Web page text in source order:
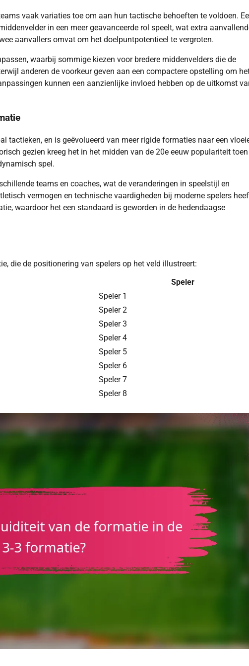
vaak variaties toe om aan hun tactische behoeften te voldoen.
in een meer geavanceerde rol speelt, wat extra
aanvallers omvat om het doelpuntpotentieel te vergroten.
waarbij sommige kiezen voor bredere middenvelders die de
anderen de voorkeur geven aan een compactere opstelling om
kunnen een aanzienlijke invloed hebben op de uitkomst
tactieken, en is geëvolueerd van meer rigide formaties naar een
gezien kreeg het in het midden van de 20e eeuw populariteit toen
spel.
teams en coaches, wat de veranderingen in speelstijl en
vermogen en technische vaardigheden bij moderne spelers
waardoor het een standaard is geworden in de hedendaagse
die de positionering van spelers op het veld illustreert:
Speler
Speler 1
Speler 2
Speler 3
Speler 4
Speler 5
Speler 6
Speler 7
Speler 8